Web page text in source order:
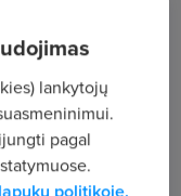
lankytojų
pagal